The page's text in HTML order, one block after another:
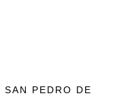
PEDRO DE